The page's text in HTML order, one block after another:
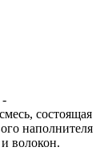
-
состоящая
наполнителя
волокон.